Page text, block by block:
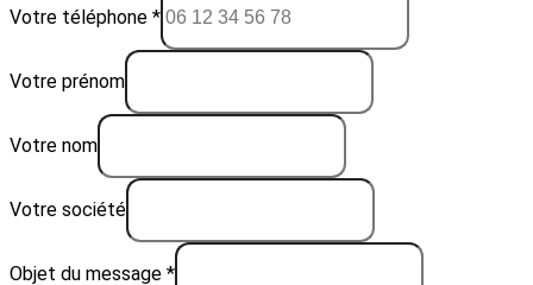
Votre téléphone *
Votre prénom
Votre nom
Votre société
Objet du message *